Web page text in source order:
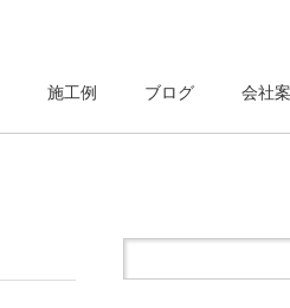
施工例 ブログ 会社